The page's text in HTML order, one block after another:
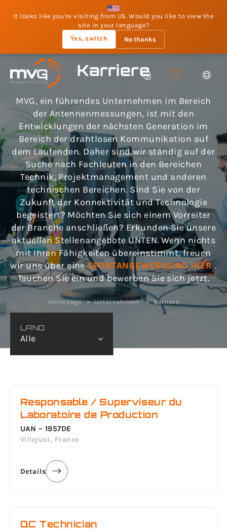
It looks like you're visiting from US. Would you like to view the
site in your language?
Yes, switch
No thanks
Karriere
MVG, ein führendes Unternehmen im Bereich
der Antennenmessungen, ist mit den
Entwicklungen der nächsten Generation im
Bereich der drahtlosen Kommunikation auf
dem Laufenden. Daher sind wir ständig auf der
Suche nach Fachleuten in den Bereichen
Technik, Projektmanagement und anderen
technischen Bereichen. Sind Sie von der
Zukunft der Konnektivität und Technologie
begeistert? Möchten Sie sich einem Vorreiter
der Branche anschließen? Erkunden Sie unsere
aktuellen Stellenangebote UNTEN. Wenn nichts
mit Ihren Fähigkeiten übereinstimmt, freuen
wir uns über eineSPONTANBEWERBUNG HIER.
Tauchen Sie ein und bewerben Sie sich jetzt.
Homepage Unternehmen Karriere
LAND
Alle
Responsable / Superviseur du
Laboratoire de Production
UAN – 1957DE
Villejust, France
Details
QC Technician